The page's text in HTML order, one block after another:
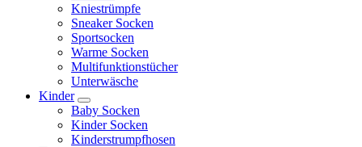
Kniestrümpfe
Sneaker Socken
Sportsocken
Warme Socken
Multifunktionstücher
Unterwäsche
Kinder
Baby Socken
Kinder Socken
Kinderstrumpfhosen